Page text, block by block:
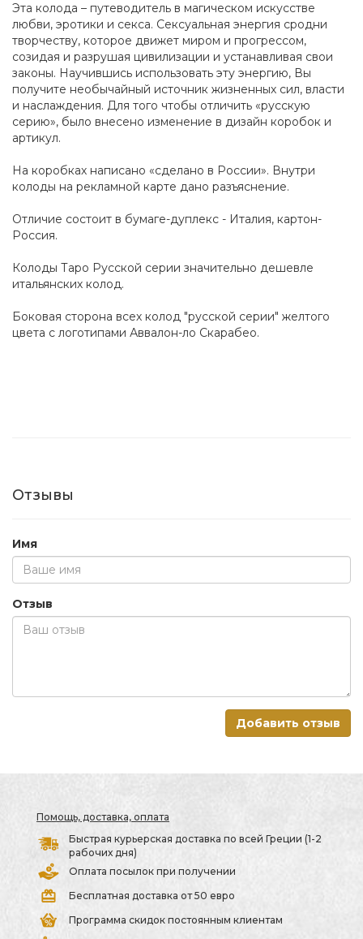
Эта колода – путеводитель в магическом искусстве
любви, эротики и секса. Сексуальная энергия сродни
творчеству, которое движет миром и прогрессом,
созидая и разрушая цивилизации и устанавливая свои
законы. Научившись использовать эту энергию, Вы
получите необычайный источник жизненных сил, власти
и наслаждения. Для того чтобы отличить «русскую
серию», было внесено изменение в дизайн коробок и
артикул.
На коробках написано «сделано в России». Внутри
колоды на рекламной карте дано разъяснение.
Отличие состоит в бумаге-дуплекс - Италия, картон-
Россия.
Колоды Таро Русской серии значительно дешевле
итальянских колод.
Боковая сторона всех колод "русской серии" желтого
цвета с логотипами Аввалон-ло Скарабео.
Отзывы
Имя
Отзыв
Добавить отзыв
Помощь, доставка, оплата
Быстрая курьерская доставка по всей Греции (1-2
рабочих дня)
Оплата посылок при получении
Бесплатная доставка от 50 евро
Программа скидок постоянным клиентам